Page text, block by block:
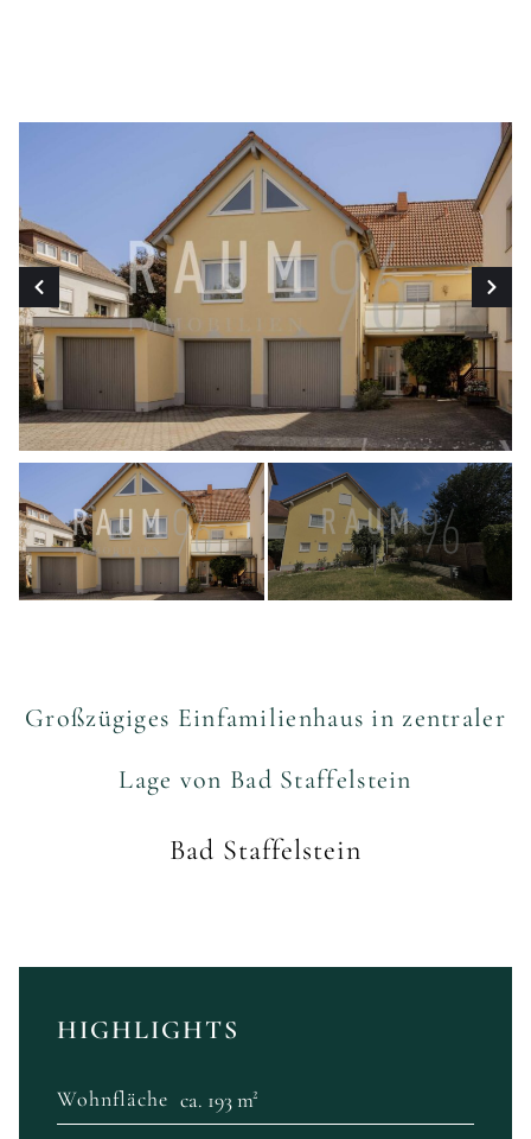
Großzügiges Einfamilienhaus in zentraler
Lage von Bad Staffelstein
Bad Staffelstein
HIGHLIGHTS
Wohnfläche ca. 193 m²